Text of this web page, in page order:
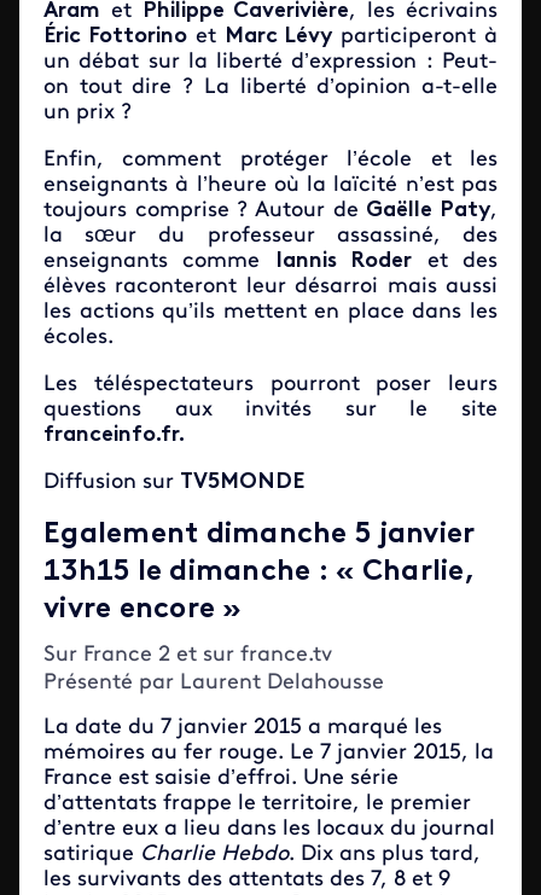
Aram et Philippe Caverivière, les écrivains
Éric Fottorinoet Marc Lévyparticiperont à
un débat sur la liberté d’expression : Peut-
on tout dire ? La liberté d’opinion a-t-elle
un prix ?
Enfin, comment protéger l’école et les
enseignants à l’heure où la laïcité n’est pas
toujours comprise ? Autour de Gaëlle Paty,
la sœur du professeur assassiné, des
enseignants comme
Iannis Roder et des
élèves raconteront leur désarroi mais aussi
les actions qu’ils mettent en place dans les
écoles.
Les téléspectateurs pourront poser leurs
questions aux invités sur le site
franceinfo.fr.
Diffusion sur TV5MONDE
Egalement dimanche 5 janvier
13h15 le dimanche : « Charlie,
vivre encore »
Sur France 2 et sur france.tv
Présenté par Laurent Delahousse
La date du 7 janvier 2015 a marqué les
mémoires au fer rouge. Le 7 janvier 2015, la
France est saisie d’effroi. Une série
d’attentats frappe le territoire, le premier
d’entre eux a lieu dans les locaux du journal
satirique Charlie Hebdo. Dix ans plus tard,
les survivants des attentats des 7, 8 et 9